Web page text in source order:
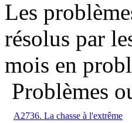
Les
résolus par
mois en
Problèmes
A2736. La chasse à l'extrême